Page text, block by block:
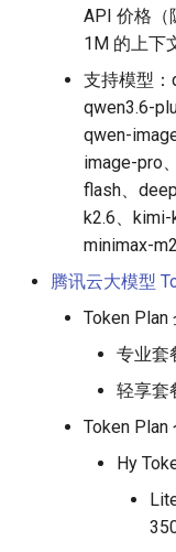
API 价格（
1M 的上下
支持模型：
qwen3.6-
qwen-
image-pro
flash、
k2.6、kimi-
minimax-
腾讯云大模型
Token Plan
专业套
轻享套
Token Plan
Hy